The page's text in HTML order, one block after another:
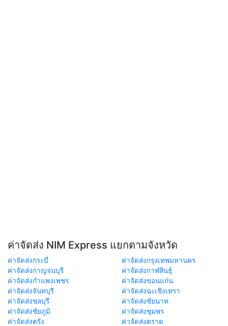
ค่าจัดส่ง NIM Express แยกตามจังหวัด
ค่าจัดส่งกระบี่
ค่าจัดส่งกรุงเทพมหานคร
ค่าจัดส่งกาญจนบุรี
ค่าจัดส่งกาฬสินธุ์
ค่าจัดส่งกำแพงเพชร
ค่าจัดส่งขอนแก่น
ค่าจัดส่งจันทบุรี
ค่าจัดส่งฉะเชิงเทรา
ค่าจัดส่งชลบุรี
ค่าจัดส่งชัยนาท
ค่าจัดส่งชัยภูมิ
ค่าจัดส่งชุมพร
ค่าจัดส่งตรัง
ค่าจัดส่งตราด